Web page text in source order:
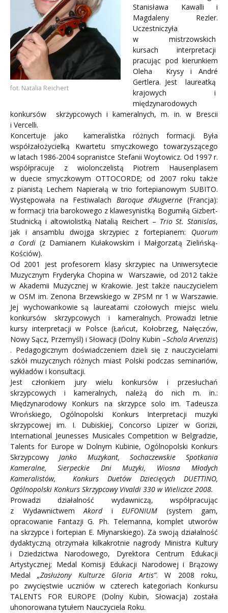
fot. Natalia Reichert
Stanisława Kawalli i
Magdaleny Rezler.
Uczestniczyła
w mistrzowskich
kursach interpretacji
pracując pod kierunkiem
Oleha Krysy i André
Gertlera. Jest laureatką
krajowych i
międzynarodowych
konkursów skrzypcowych i kameralnych, m. in. w Brescii
i Vercelli.
Koncertuje jako kameralistka różnych formacji. Była
współzałożycielką Kwartetu smyczkowego towarzyszącego
w latach 1986-2004 sopranistce Stefanii Woytowicz. Od 1997 r.
współpracuje z wiolonczelistą Piotrem Hausenplasem
w duecie smyczkowym OTTOCORDE; od 2007 roku także
z pianistą Lechem Napierałą w trio fortepianowym SUBITO.
Występowała na Festiwalach Baroque d’Augverne (Francja):
w formacji tria barokowego z klawesynistką Bogumiłą Gizbert-
Studnicką i altowiolistką Natalią Reichert – Trio St. Stanislas,
jak i ansamblu dwojga skrzypiec z fortepianem: Quorum
a Cordi (z Damianem Kułakowskim i Małgorzatą Zielińską-
Kościów).
Od 2001 jest profesorem klasy skrzypiec na Uniwersytecie
Muzycznym Fryderyka Chopina w Warszawie, od 2012 także
w Akademii Muzycznej w Krakowie. Jest także nauczycielem
w OSM im. Zenona Brzewskiego w ZPSM nr 1 w Warszawie.
Jej wychowankowie są laureatami czołowych miejsc wielu
konkursów skrzypcowych i kameralnych. Prowadzi letnie
kursy interpretacji w Polsce (Łańcut, Kołobrzeg, Nałęczów,
Nowy Sącz, Przemyśl) i Słowacji (Dolny Kubin –Schola Arvenzis)
. Pedagogicznym doświadczeniem dzieli się z nauczycielami
szkół muzycznych różnych miast Polski podczas seminariów,
wykładów i konsultacji.
Jest członkiem jury wielu konkursów i przesłuchań
skrzypcowych i kameralnych, należą do nich m. in.:
Międzynarodowy Konkurs na skrzypce solo im. Tadeusza
Wrońskiego, Ogólnopolski Konkurs Interpretacji muzyki
skrzypcowej im. I. Dubiskiej, Concorso Lipizer w Gorizii,
International Jeunesses Musicales Competition w Belgradzie,
Talents for Europe w Dolnym Kubinie, Ogólnopolski Konkurs
SkrzypcowyJanko Muzykant,
Sochaczewskie Spotkania
Kameralne, Sierpeckie Dni Muzyki, Wiosna Młodych
Kameralistów,
Konkurs Duetów Dziecięcych
DUETTINO,
Ogólnopolski Konkurs Skrzypcowy Vivaldi 330 w Wieliczce 2008.
Prowadzi działalność wydawniczą, współpracując
z WydawnictwemAkordi EUFONIUM (system gam,
opracowanie Fantazji G. Ph. Telemanna, komplet utworów
na skrzypce i fortepian E. Młynarskiego). Za swoją działalność
dydaktyczną otrzymała kilkakrotnie nagrody Ministra Kultury
i Dziedzictwa Narodowego, Dyrektora Centrum Edukacji
Artystycznej; Medal Komisji Edukacji Narodowej i Brązowy
Medal„Zasłużony Kulturze Gloria Artis”. W 2008 roku,
po zwycięstwie uczniów w czterech kategoriach Konkursu
TALENTS FOR EUROPE (Dolny Kubin, Słowacja) została
uhonorowana tytułem Nauczyciela Roku.